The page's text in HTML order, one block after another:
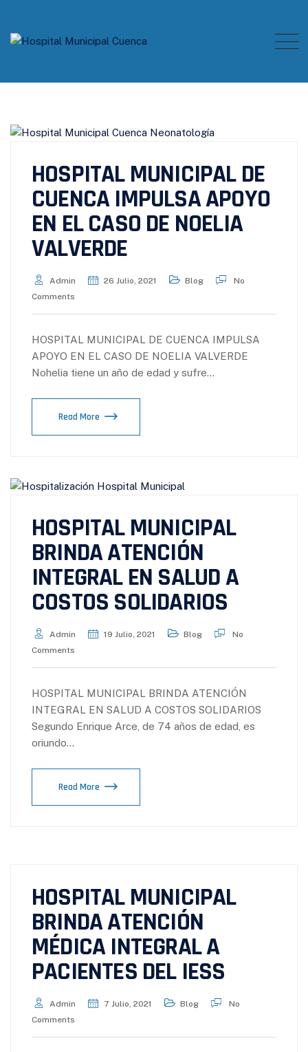
content
HOSPITAL MUNICIPAL DE
CUENCA IMPULSA APOYO
EN EL CASO DE NOELIA
VALVERDE
Admin 26 Julio, 2021 Blog
No
Comments
HOSPITAL MUNICIPAL DE CUENCA IMPULSA
APOYO EN EL CASO DE NOELIA VALVERDE
Nohelia tiene un año de edad y sufre…
Read More
HOSPITAL MUNICIPAL
BRINDA ATENCIÓN
INTEGRAL EN SALUD A
COSTOS SOLIDARIOS
Admin 19 Julio, 2021 Blog
No
Comments
HOSPITAL MUNICIPAL BRINDA ATENCIÓN
INTEGRAL EN SALUD A COSTOS SOLIDARIOS
Segundo Enrique Arce, de 74 años de edad, es
oriundo…
Read More
HOSPITAL MUNICIPAL
BRINDA ATENCIÓN
MÉDICA INTEGRAL A
PACIENTES DEL IESS
Admin 7 Julio, 2021 Blog
No
Comments